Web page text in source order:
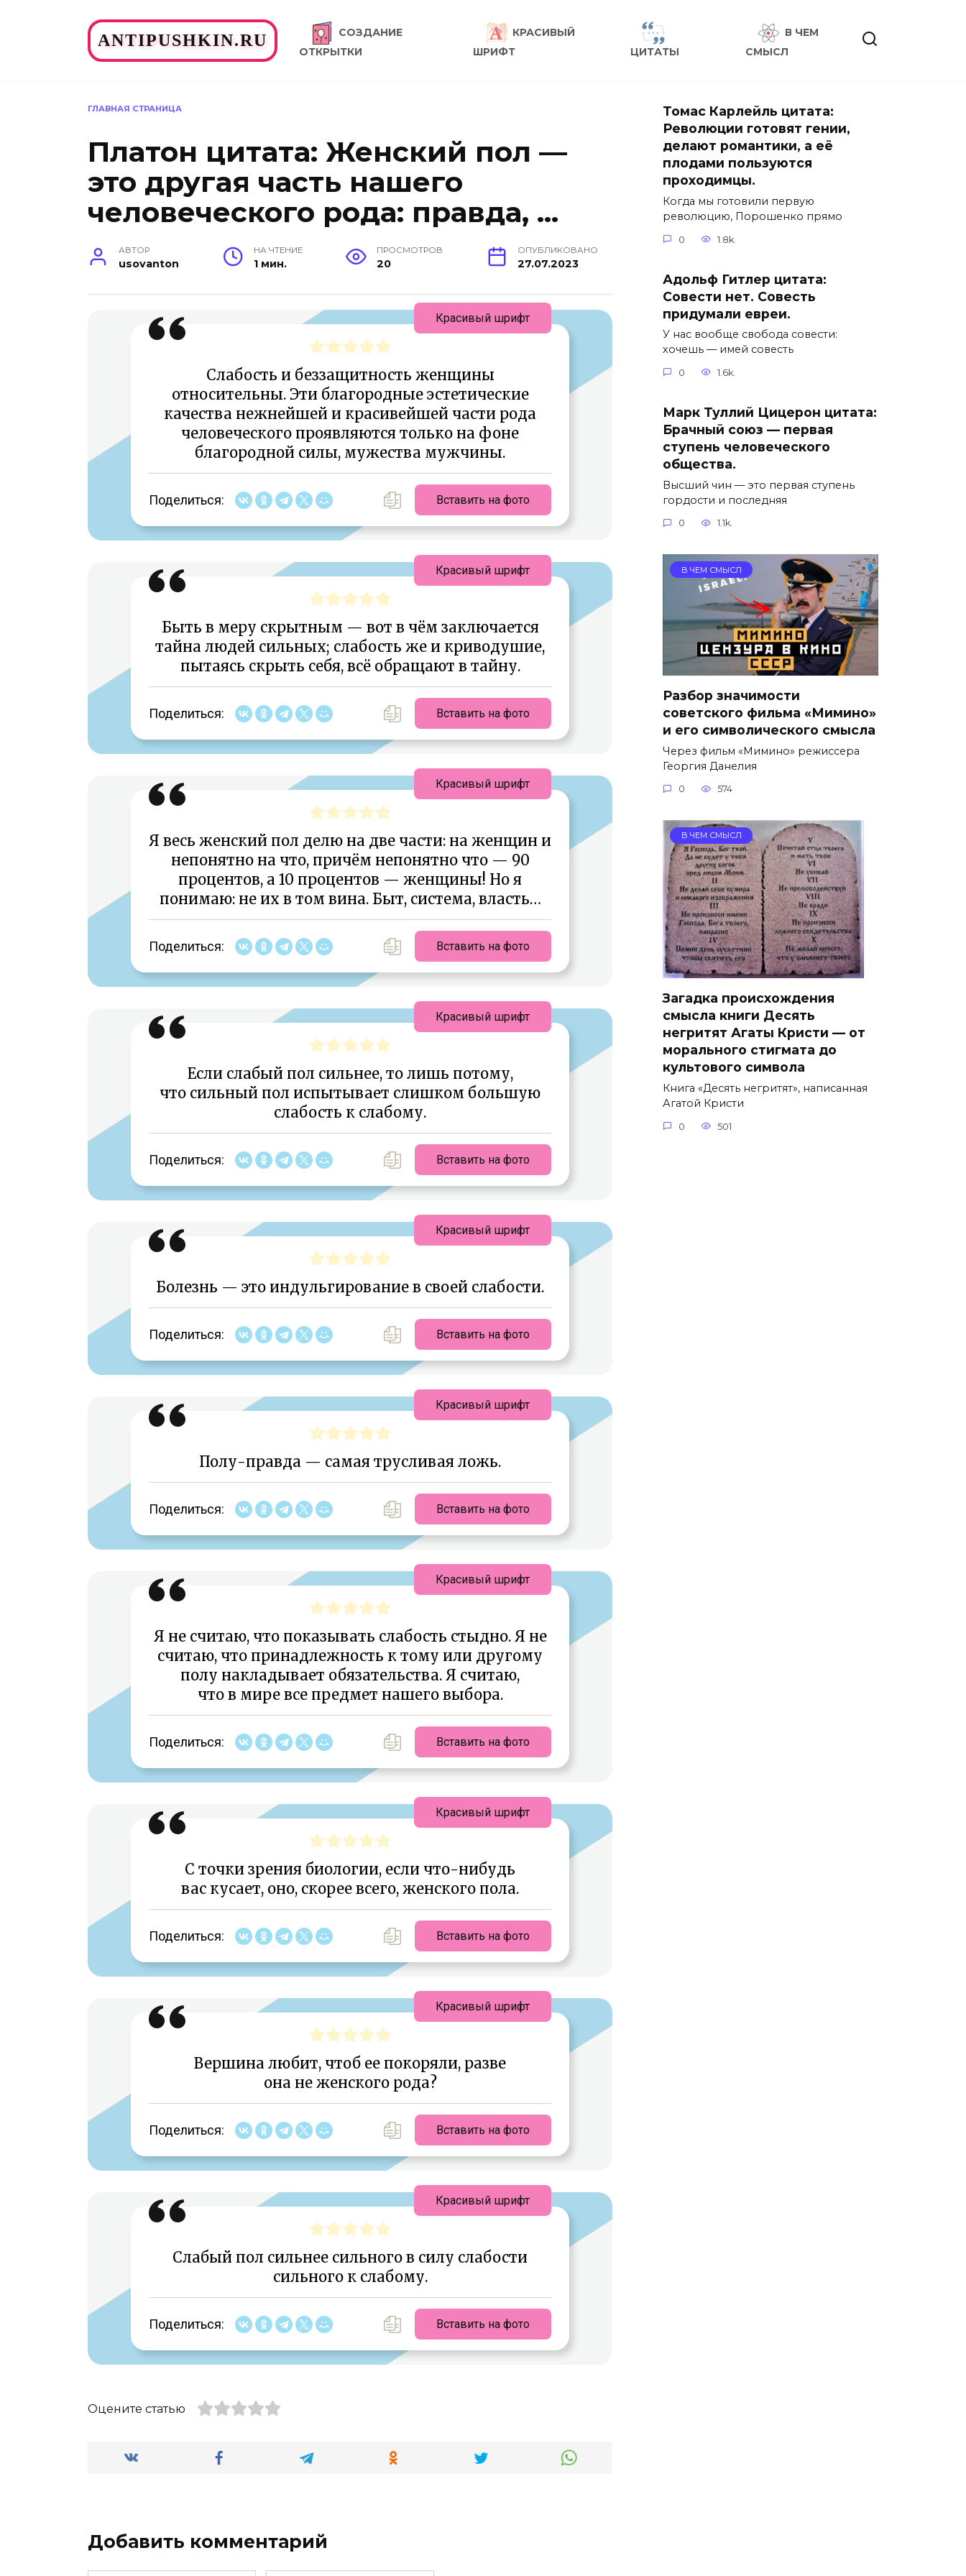
ANTIPUSHKIN.RU
СОЗДАНИЕ
ОТКРЫТКИ
КРАСИВЫЙ
ШРИФТ
ЦИТАТЫ
В ЧЕМ
СМЫСЛ
ГЛАВНАЯ СТРАНИЦА
Платон цитата: Женский пол —
это другая часть нашего
человеческого рода: правда, …
АВТОР
usovanton
НА ЧТЕНИЕ
1 мин.
ПРОСМОТРОВ
20
ОПУБЛИКОВАНО
27.07.2023
Слабость и беззащитность женщины
относительны. Эти благородные эстетические
качества нежнейшей и красивейшей части рода
человеческого проявляются только на фоне
благородной силы, мужества мужчины.
Поделиться: Вставить на фото
Красивый шрифт
Быть в меру скрытным — вот в чём заключается
тайна людей сильных; слабость же и криводушие,
пытаясь скрыть себя, всё обращают в тайну.
Поделиться: Вставить на фото
Красивый шрифт
Я весь женский пол делю на две части: на женщин и
непонятно на что, причём непонятно что — 90
процентов, а 10 процентов — женщины! Но я
понимаю: не их в том вина. Быт, система, власть…
Поделиться: Вставить на фото
Красивый шрифт
Если слабый пол сильнее, то лишь потому,
что сильный пол испытывает слишком большую
слабость к слабому.
Поделиться: Вставить на фото
Красивый шрифт
Болезнь — это индульгирование в своей слабости.
Поделиться: Вставить на фото
Красивый шрифт
Полу-правда — самая трусливая ложь.
Поделиться: Вставить на фото
Красивый шрифт
Я не считаю, что показывать слабость стыдно. Я не
считаю, что принадлежность к тому или другому
полу накладывает обязательства. Я считаю,
что в мире все предмет нашего выбора.
Поделиться: Вставить на фото
Красивый шрифт
С точки зрения биологии, если что-нибудь
вас кусает, оно, скорее всего, женского пола.
Поделиться: Вставить на фото
Красивый шрифт
Вершина любит, чтоб ее покоряли, разве
она не женского рода?
Поделиться: Вставить на фото
Красивый шрифт
Слабый пол сильнее сильного в силу слабости
сильного к слабому.
Поделиться: Вставить на фото
Красивый шрифт
Оцените статью
Добавить комментарий
Томас Карлейль цитата:
Революции готовят гении,
делают романтики, а её
плодами пользуются
проходимцы.
Когда мы готовили первую
революцию, Порошенко прямо
0 1.8k.
Адольф Гитлер цитата:
Совести нет. Совесть
придумали евреи.
У нас вообще свобода совести:
хочешь — имей совесть
0 1.6k.
Марк Туллий Цицерон цитата:
Брачный союз — первая
ступень человеческого
общества.
Высший чин — это первая ступень
гордости и последняя
0 1.1k.
В ЧЕМ СМЫСЛ
Разбор значимости
советского фильма «Мимино»
и его символического смысла
Через фильм «Мимино» режиссера
Георгия Данелия
0 574
В ЧЕМ СМЫСЛ
Загадка происхождения
смысла книги Десять
негритят Агаты Кристи — от
морального стигмата до
культового символа
Книга «Десять негритят», написанная
Агатой Кристи
0 501